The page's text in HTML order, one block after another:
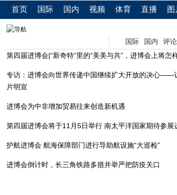
首页 国际 国内 视频 体育 直播 图
国际 国内 评论
第四届进博会|“新奇特”里的“美美与共”，进博会上将怎
专访：进博会向世界传递中国继续扩大开放的决心——
片明宣
进博会为中非增加贸易往来创造新机遇
第四届进博会将于11月5日举行 南太平洋国家期待参展
护航进博会 航海保障部门进行导助航设施“大巡检”
进博会倒计时，长三角铁路多措并举严把防疫关口